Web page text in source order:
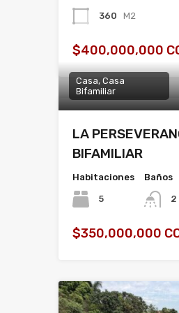
360 M2
$400,000,000
Casa, Casa
Bifamiliar
LA
BIFAMILIAR
Habitaciones
5
Baños
2
$350,000,000